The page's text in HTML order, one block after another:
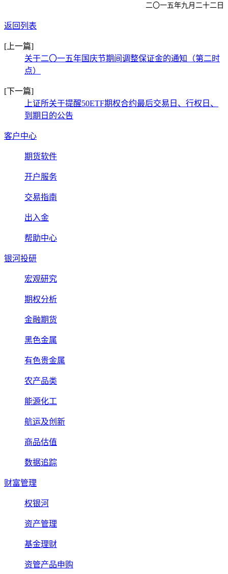
二〇一五年九月二十二日
返回列表
[上一篇]
关于二〇一五年国庆节期间调整保证金的通知（第二时
点）
[下一篇]
上证所关于提醒50ETF期权合约最后交易日、行权日、
到期日的公告
客户中心
期货软件
开户服务
交易指南
出入金
帮助中心
银河投研
宏观研究
期权分析
金融期货
黑色金属
有色贵金属
农产品类
能源化工
航运及创新
商品估值
数据追踪
财富管理
权银河
资产管理
基金理财
资管产品申购